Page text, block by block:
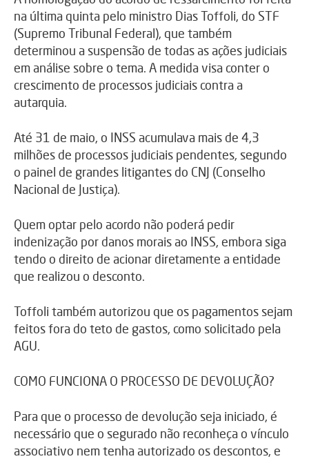
na última quinta pelo ministro Dias Toffoli, do STF
(Supremo Tribunal Federal), que também
determinou a suspensão de todas as ações judiciais
em análise sobre o tema. A medida visa conter o
crescimento de processos judiciais contra a
autarquia.
Até 31 de maio, o INSS acumulava mais de 4,3
milhões de processos judiciais pendentes, segundo
o painel de grandes litigantes do CNJ (Conselho
Nacional de Justiça).
Quem optar pelo acordo não poderá pedir
indenização por danos morais ao INSS, embora siga
tendo o direito de acionar diretamente a entidade
que realizou o desconto.
Toffoli também autorizou que os pagamentos sejam
feitos fora do teto de gastos, como solicitado pela
AGU.
COMO FUNCIONA O PROCESSO DE DEVOLUÇÃO?
Para que o processo de devolução seja iniciado, é
necessário que o segurado não reconheça o vínculo
associativo nem tenha autorizado os descontos, e